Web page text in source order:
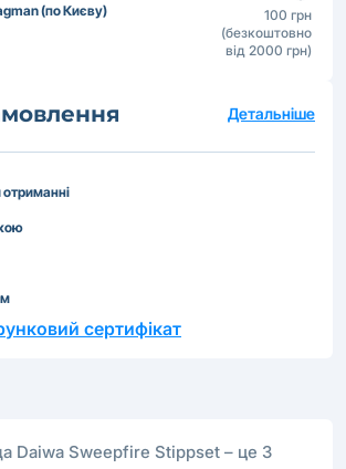
(по Києву)
100 грн
(безкоштовно
від 2000 грн)
Детальніше
отриманні
сертифікат
Daiwa Sweepfire Stippset – це 3